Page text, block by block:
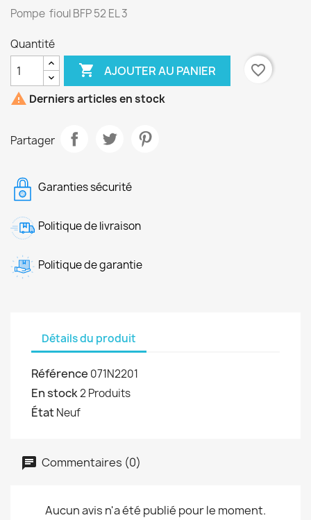
Pompe fioul BFP 52 EL 3
Quantité
 AJOUTER AU PANIER
favorite_border
 Derniers articles en stock
Partager
Garanties sécurité
Politique de livraison
Politique de garantie
Détails du produit
Référence 071N2201
En stock2 Produits
ÉtatNeuf
Commentaires (0)
Aucun avis n'a été publié pour le moment.